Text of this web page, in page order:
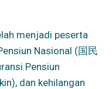
menjadi peserta
Nasional (国民
Pensiun
dan kehilangan